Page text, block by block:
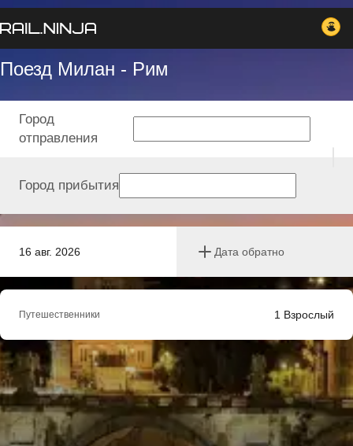
Поезд Милан - Рим
16 авг. 2026 Дата обратно
Город
отправления
Город прибытия
Путешественники 1 Взрослый